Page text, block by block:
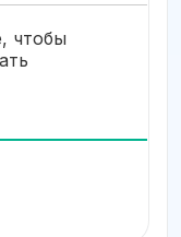
чтобы